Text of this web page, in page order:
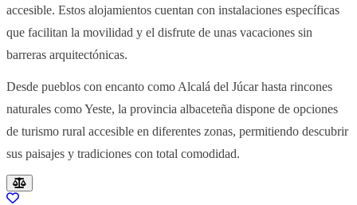
accesible. Estos alojamientos cuentan con instalaciones específicas
que facilitan la movilidad y el disfrute de unas vacaciones sin
barreras arquitectónicas.
Desde pueblos con encanto como Alcalá del Júcar hasta rincones
naturales como Yeste, la provincia albaceteña dispone de opciones
de turismo rural accesible en diferentes zonas, permitiendo descubrir
sus paisajes y tradiciones con total comodidad.
Resultados del listado